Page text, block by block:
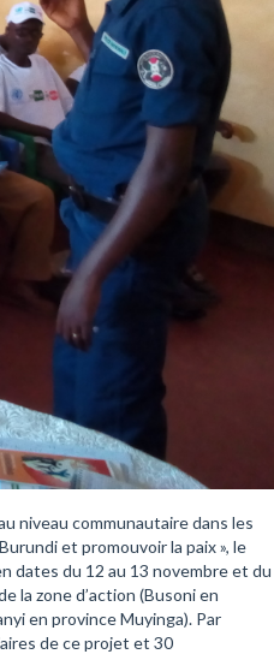
niveau communautaire dans les
et promouvoir la paix », le
dates du 12 au 13 novembre et du
la zone d’action (Busoni en
en province Muyinga). Par
de ce projet et 30